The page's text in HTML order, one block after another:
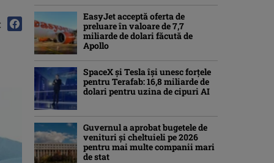
EasyJet acceptă oferta de
preluare în valoare de 7,7
miliarde de dolari făcută de
Apollo
SpaceX și Tesla își unesc forțele
pentru Terafab: 16,8 miliarde de
dolari pentru uzina de cipuri AI
Guvernul a aprobat bugetele de
venituri și cheltuieli pe 2026
pentru mai multe companii mari
de stat